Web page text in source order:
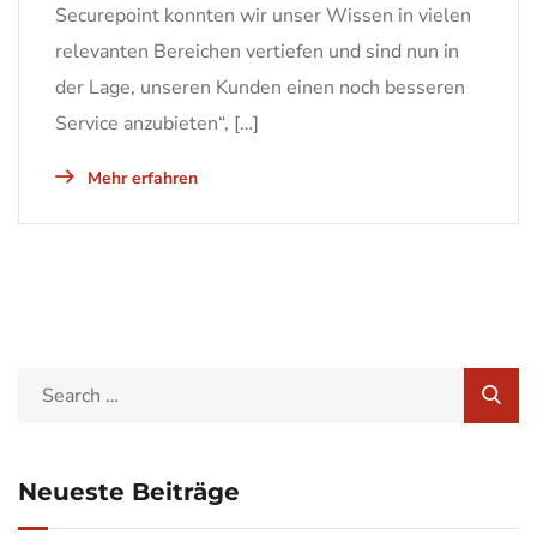
Securepoint konnten wir unser Wissen in vielen
relevanten Bereichen vertiefen und sind nun in
der Lage, unseren Kunden einen noch besseren
Service anzubieten“, […]
Mehr erfahren
Neueste Beiträge